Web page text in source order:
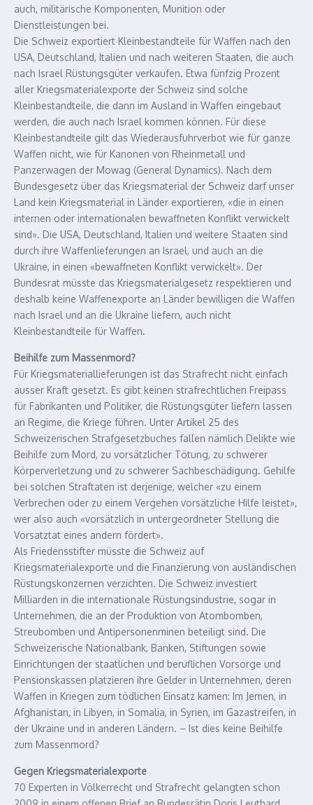
auch, militärische Komponenten, Munition oder
Dienstleistungen bei.
Die Schweiz exportiert Kleinbestandteile für Waffen nach den
USA, Deutschland, Italien und nach weiteren Staaten, die auch
nach Israel Rüstungsgüter verkaufen. Etwa fünfzig Prozent
aller Kriegsmaterialexporte der Schweiz sind solche
Kleinbestandteile, die dann im Ausland in Waffen eingebaut
werden, die auch nach Israel kommen können. Für diese
Kleinbestandteile gilt das Wiederausfuhrverbot wie für ganze
Waffen nicht, wie für Kanonen von Rheinmetall und
Panzerwagen der Mowag (General Dynamics). Nach dem
Bundesgesetz über das Kriegsmaterial der Schweiz darf unser
Land kein Kriegsmaterial in Länder exportieren, «die in einen
internen oder internationalen bewaffneten Konflikt verwickelt
sind». Die USA, Deutschland, Italien und weitere Staaten sind
durch ihre Waffenlieferungen an Israel, und auch an die
Ukraine, in einen «bewaffneten Konflikt verwickelt». Der
Bundesrat müsste das Kriegsmaterialgesetz respektieren und
deshalb keine Waffenexporte an Länder bewilligen die Waffen
nach Israel und an die Ukraine liefern, auch nicht
Kleinbestandteile für Waffen.
Beihilfe zum Massenmord?
Für Kriegsmateriallieferungen ist das Strafrecht nicht einfach
ausser Kraft gesetzt. Es gibt keinen strafrechtlichen Freipass
für Fabrikanten und Politiker, die Rüstungsgüter liefern lassen
an Regime, die Kriege führen. Unter Artikel 25 des
Schweizerischen Strafgesetzbuches fallen nämlich Delikte wie
Beihilfe zum Mord, zu vorsätzlicher Tötung, zu schwerer
Körperverletzung und zu schwerer Sachbeschädigung. Gehilfe
bei solchen Straftaten ist derjenige, welcher «zu einem
Verbrechen oder zu einem Vergehen vorsätzliche Hilfe leistet»,
wer also auch «vorsätzlich in untergeordneter Stellung die
Vorsatztat eines andern fördert».
Als Friedensstifter müsste die Schweiz auf
Kriegsmaterialexporte und die Finanzierung von ausländischen
Rüstungskonzernen verzichten. Die Schweiz investiert
Milliarden in die internationale Rüstungsindustrie, sogar in
Unternehmen, die an der Produktion von Atombomben,
Streubomben und Antipersonenminen beteiligt sind. Die
Schweizerische Nationalbank, Banken, Stiftungen sowie
Einrichtungen der staatlichen und beruflichen Vorsorge und
Pensionskassen platzieren ihre Gelder in Unternehmen, deren
Waffen in Kriegen zum tödlichen Einsatz kamen: Im Jemen, in
Afghanistan, in Libyen, in Somalia, in Syrien, im Gazastreifen, in
der Ukraine und in anderen Ländern. – Ist dies keine Beihilfe
zum Massenmord?
Gegen Kriegsmaterialexporte
70 Experten in Völkerrecht und Strafrecht gelangten schon